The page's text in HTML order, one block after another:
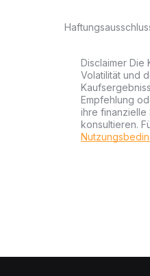
Disclaimer Die
Volatilität und
Empfehlung
ihre finanzielle
konsultieren.